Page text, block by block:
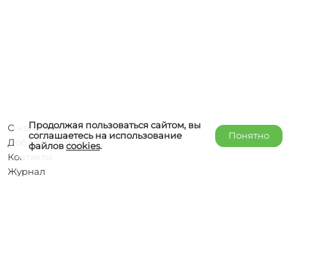
Продолжая пользоваться сайтом, вы
соглашаетесь на использование
файловcookies.
Понятно
О компании
Добавить объект
Контакты
Журнал